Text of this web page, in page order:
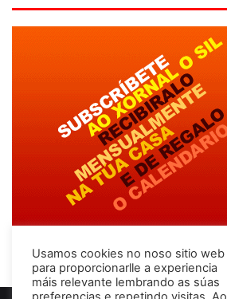
Usamos cookies no noso sitio web
para proporcionarlle a experiencia
máis relevante lembrando as súas